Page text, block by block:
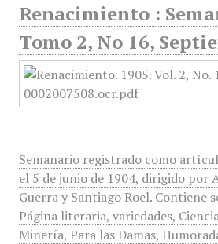
Renacimiento :
Tomo 2, No 16,
Semanario registrado como
el 5 de junio de 1904, dirigido por
Guerra y Santiago Roel. Contiene
Página literaria, variedades,
Minería, Para las Damas,